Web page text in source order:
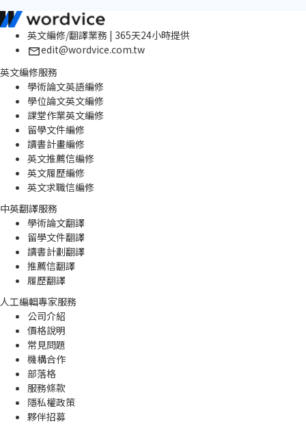
英文編修/翻譯業務 | 365天24小時提供
edit@wordvice.com.tw
英文編修服務
學術論文英語編修
學位論文英文編修
課堂作業英文編修
留學文件編修
讀書計畫編修
英文推薦信編修
英文履歷編修
英文求職信編修
中英翻譯服務
學術論文翻譯
留學文件翻譯
讀書計劃翻譯
推薦信翻譯
履歷翻譯
人工編輯專家服務
公司介紹
價格說明
常見問題
機構合作
部落格
服務條款
隱私權政策
夥伴招募